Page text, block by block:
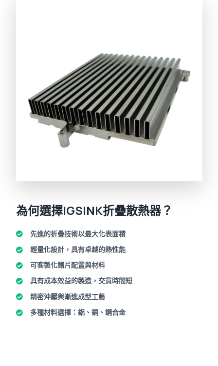
為何選擇IGSINK折疊散熱器？
先進的折疊技術以最大化表面積
輕量化設計，具有卓越的熱性能
可客製化鰭片配置與材料
具有成本效益的製造，交貨時間短
精密沖壓與漸進成型工藝
多種材料選擇：鋁、銅、鋼合金